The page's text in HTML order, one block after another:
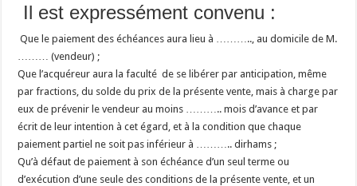
Il est expressément convenu :
Que le paiement des échéances aura lieu à ……….., au domicile de M.
……… (vendeur) ;
Que l’acquéreur aura la faculté de se libérer par anticipation, même
par fractions, du solde du prix de la présente vente, mais à charge par
eux de prévenir le vendeur au moins ……….. mois d’avance et par
écrit de leur intention à cet égard, et à la condition que chaque
paiement partiel ne soit pas inférieur à ……….. dirhams ;
Qu’à défaut de paiement à son échéance d’un seul terme ou
d’exécution d’une seule des conditions de la présente vente, et un